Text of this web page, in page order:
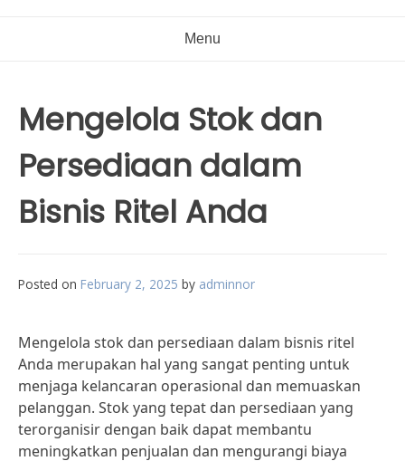
Menu
Mengelola Stok dan
Persediaan dalam
Bisnis Ritel Anda
Posted on February 2, 2025 by adminnor
Mengelola stok dan persediaan dalam bisnis ritel
Anda merupakan hal yang sangat penting untuk
menjaga kelancaran operasional dan memuaskan
pelanggan. Stok yang tepat dan persediaan yang
terorganisir dengan baik dapat membantu
meningkatkan penjualan dan mengurangi biaya